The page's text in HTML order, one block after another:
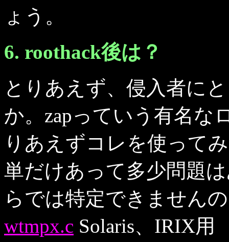
ょう。
6. roothack後は？
とりあえず、侵入者に
か。zapっていう有名な
りあえずコレを使って
単だけあって多少問題
らでは特定できません
wtmpx.c Solaris、IRIX用